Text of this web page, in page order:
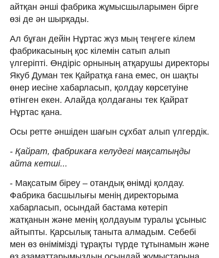
айтқан әнші фабрика жұмысшыларымен бірге
өзі де ән шырқады.
Ал бұған дейін Нұртас жүз мың теңгеге кілем
фабрикасының қос кілемін сатып алып
үлгеріпті. Өндіріс орнының атқарушы директоры
Якуб Думан тек Қайратқа ғана емес, он шақты
өнер иесіне хабарласып, қолдау көрсетуіне
өтінген екен. Алайда қолдағаны тек Қайрат
Нұртас қана.
Осы ретте әншіден шағын сұхбат алып үлгердік.
- Қайрат, фабрикаға келудегі мақсатыңды
айта кетші...
- Мақсатым біреу – отандық өнімді қолдау.
Фабрика басшылығы менің директорыма
хабарласып, осындай бастама көтеріп
жатқанын және менің қолдауым туралы ұсыныс
айтыпты. Қарсылық таныта алмадым. Себебі
мен өз өнімімізді тұрақты түрде тұтынамын және